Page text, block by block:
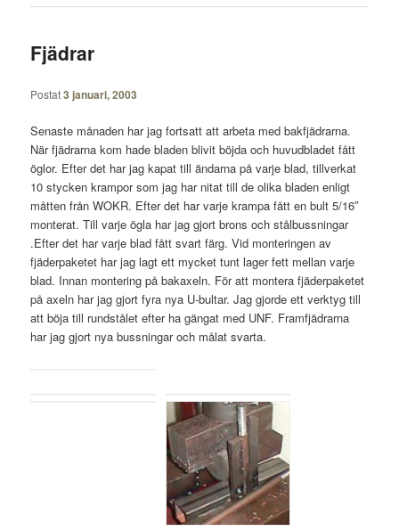
Fjädrar
Postat3 januari, 2003
Senaste månaden har jag fortsatt att arbeta med bakfjädrarna.
När fjädrarna kom hade bladen blivit böjda och huvudbladet fått
öglor. Efter det har jag kapat till ändarna på varje blad, tillverkat
10 stycken krampor som jag har nitat till de olika bladen enligt
måtten från WOKR. Efter det har varje krampa fått en bult 5/16″
monterat. Till varje ögla har jag gjort brons och stålbussningar
.Efter det har varje blad fått svart färg. Vid monteringen av
fjäderpaketet har jag lagt ett mycket tunt lager fett mellan varje
blad. Innan montering på bakaxeln. För att montera fjäderpaketet
på axeln har jag gjort fyra nya U-bultar. Jag gjorde ett verktyg till
att böja till rundstålet efter ha gängat med UNF. Framfjädrarna
har jag gjort nya bussningar och målat svarta.